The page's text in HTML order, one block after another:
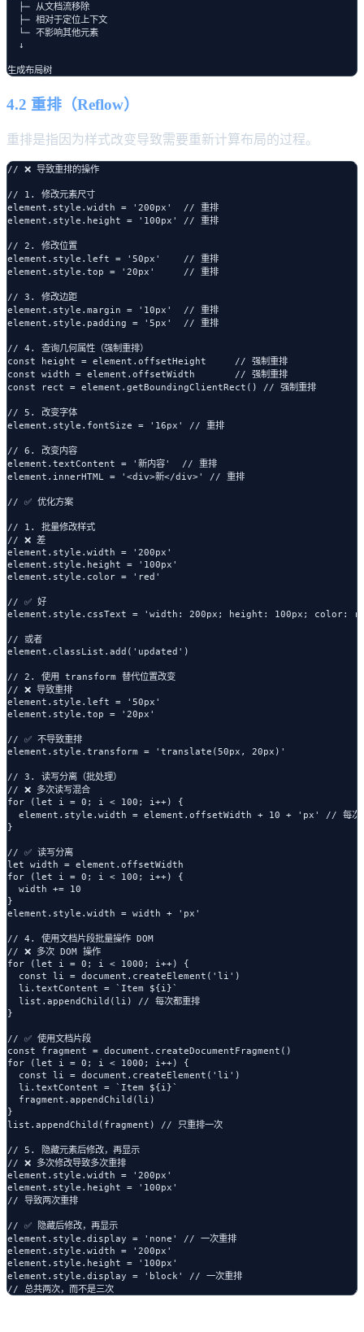
  ├─ 从文档流移除
  ├─ 相对于定位上下文
  └─ 不影响其他元素
  ↓
4.2 重排（Reflow）
重排是指因为样式改变导致需要重新计算布局的过程。
// ❌ 导致重排的操作
// 1. 修改元素尺寸
element.style.width = '200px'  // 重排
element.style.height = '100px' // 重排
// 2. 修改位置
element.style.left = '50px'    // 重排
element.style.top = '20px'     // 重排
// 3. 修改边距
element.style.margin = '10px'  // 重排
element.style.padding = '5px'  // 重排
// 4. 查询几何属性（强制重排）
const height = element.offsetHeight     // 强制重排
const width = element.offsetWidth       // 强制重排
const rect = element.getBoundingClientRect() // 强制重排
// 5. 改变字体
element.style.fontSize = '16px' // 重排
// 6. 改变内容
element.textContent = '新内容'  // 重排
element.innerHTML = '<div>新</div>' // 重排
// ✅ 优化方案
// 1. 批量修改样式
// ❌ 差
element.style.width = '200px'
element.style.height = '100px'
element.style.color = 'red'
// ✅ 好
element.style.cssText = 'width: 200px; height: 100px; color:
// 或者
element.classList.add('updated')
// 2. 使用 transform 替代位置改变
// ❌ 导致重排
element.style.left = '50px'
element.style.top = '20px'
// ✅ 不导致重排
element.style.transform = 'translate(50px, 20px)'
// 3. 读写分离（批处理）
// ❌ 多次读写混合
for (let i = 0; i < 100; i++) {
element.style.width = element.offsetWidth + 10 + 'px' // 每次
}
// ✅ 读写分离
let width = element.offsetWidth
for (let i = 0; i < 100; i++) {
  width += 10
}
element.style.width = width + 'px'
// 4. 使用文档片段批量操作 DOM
// ❌ 多次 DOM 操作
for (let i = 0; i < 1000; i++) {
  const li = document.createElement('li')
  li.textContent = `Item ${i}`
  list.appendChild(li) // 每次都重排
}
// ✅ 使用文档片段
const fragment = document.createDocumentFragment()
for (let i = 0; i < 1000; i++) {
  const li = document.createElement('li')
  li.textContent = `Item ${i}`
  fragment.appendChild(li)
}
list.appendChild(fragment) // 只重排一次
// 5. 隐藏元素后修改，再显示
// ❌ 多次修改导致多次重排
element.style.width = '200px'
element.style.height = '100px'
// 导致两次重排
// ✅ 隐藏后修改，再显示
element.style.display = 'none' // 一次重排
element.style.width = '200px'
element.style.height = '100px'
element.style.display = 'block' // 一次重排